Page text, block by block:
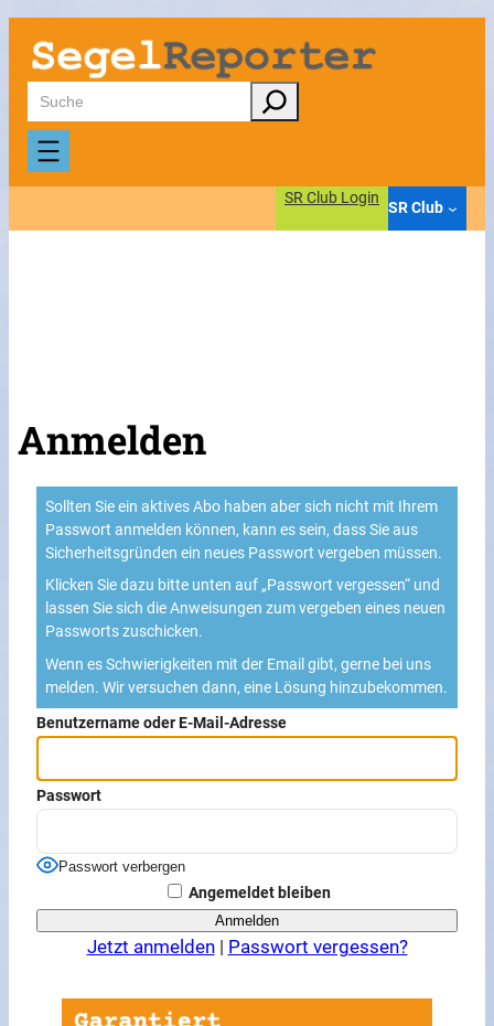
Suchen
SR Club Login
SR Club
Anmelden
Sollten Sie ein aktives Abo haben aber sich nicht mit Ihrem
Passwort anmelden können, kann es sein, dass Sie aus
Sicherheitsgründen ein neues Passwort vergeben müssen.
Klicken Sie dazu bitte unten auf „Passwort vergessen“ und
lassen Sie sich die Anweisungen zum vergeben eines neuen
Passworts zuschicken.
Wenn es Schwierigkeiten mit der Email gibt, gerne bei uns
melden. Wir versuchen dann, eine Lösung hinzubekommen.
Benutzername oder E-Mail-Adresse
Passwort
Passwort verbergen
Angemeldet bleiben
Jetzt anmelden| Passwort vergessen?